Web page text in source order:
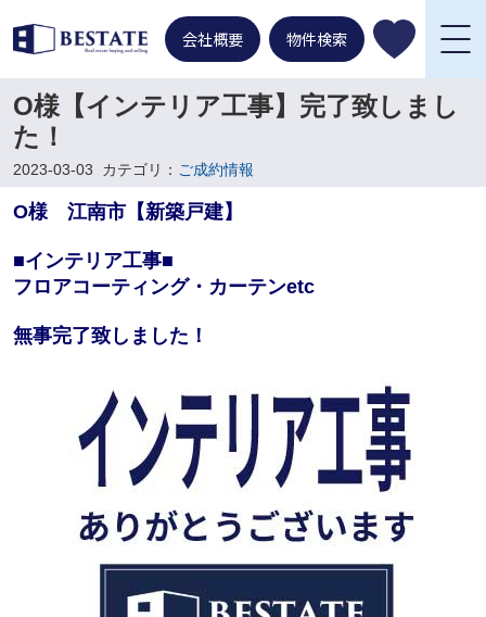
会社概要 物件検索
O様【インテリア工事】完了致しまし
た！
2023-03-03 カテゴリ： ご成約情報
O様 江南市【新築戸建】
■インテリア工事■
フロアコーティング・カーテンetc
無事完了致しました！